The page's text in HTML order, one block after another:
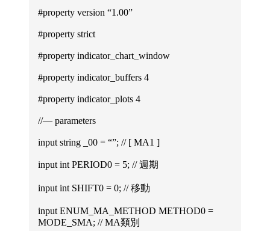
#property version “1.00”
#property strict
#property indicator_chart_window
#property indicator_buffers 4
#property indicator_plots 4
//— parameters
input string _00 = “”; // [ MA1 ]
input int PERIOD0 = 5; // 週期
input int SHIFT0 = 0; // 移動
input ENUM_MA_METHOD METHOD0 =
MODE_SMA; // MA類別